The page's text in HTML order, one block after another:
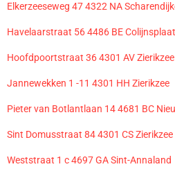
Elkerzeeseweg 47 4322 NA
Havelaarstraat 56 4486 BE Colijnsplaat
Hoofdpoortstraat 36 4301 AV Zierikzee
Jannewekken 1 -11 4301 HH Zierikzee
Pieter van Botlantlaan 14 4681 BC
Sint Domusstraat 84 4301 CS Zierikzee
Weststraat 1 c 4697 GA Sint-Annaland